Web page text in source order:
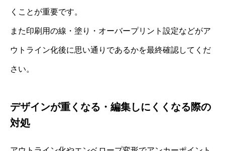
くことが重要です。
また印刷用の線・塗り・オーバープリント設定などがア
ウトライン化後に思い通りであるかを最終確認してくだ
さい。
デザインが重くなる・編集しにくくなる際の
対処